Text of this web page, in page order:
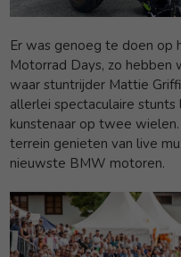
Er was genoeg te doen
Motorrad Days, zo
waar stuntrijder Mattie
allerlei spectaculaire
kunstenaar op twee
terrein genieten van live
nieuwste BMW motoren.